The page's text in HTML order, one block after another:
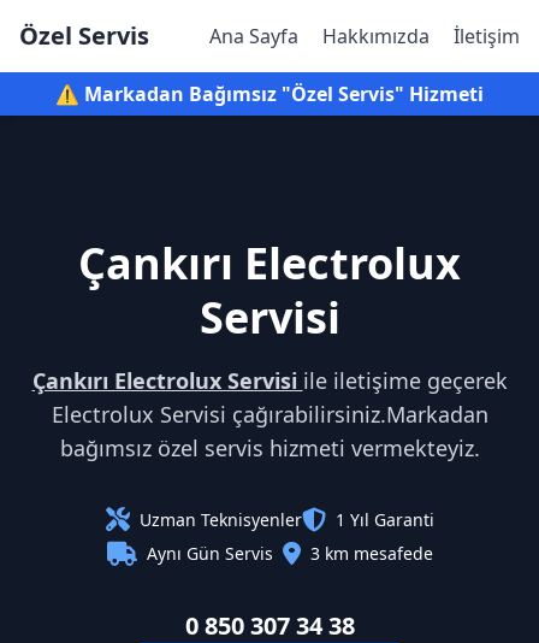
Özel Servis Ana Sayfa Hakkımızda İletişim
⚠️ Markadan Bağımsız "Özel Servis" Hizmeti
Çankırı Electrolux
Servisi
Çankırı Electrolux Servisi ile iletişime geçerek
Electrolux Servisi çağırabilirsiniz.Markadan
bağımsız özel servis hizmeti vermekteyiz.
Uzman Teknisyenler
1 Yıl Garanti
Aynı Gün Servis
3 km mesafede
0 850 307 34 38